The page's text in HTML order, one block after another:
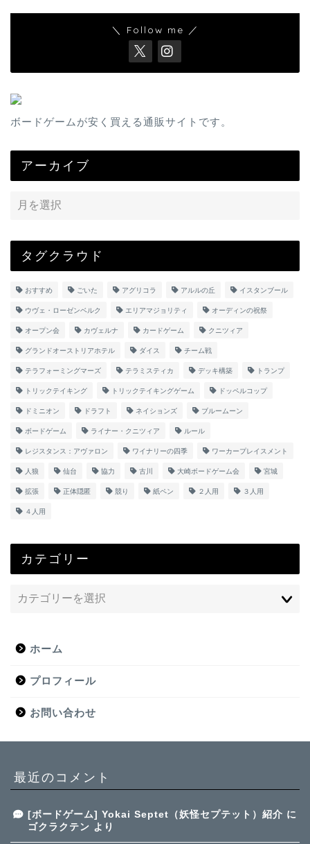
＼ Follow me ／
ボードゲームが安く買える通販サイトです。
アーカイブ
タグクラウド
おすすめ ごいた アグリコラ アルルの丘 イスタンブール
ウヴェ・ローゼンベルク エリアマジョリティ オーディンの祝祭
オープン会 カヴェルナ カードゲーム クニツィア
グランドオーストリアホテル ダイス チーム戦
テラフォーミングマーズ テラミスティカ デッキ構築 トランプ
トリックテイキング トリックテイキングゲーム ドッペルコップ
ドミニオン ドラフト ネイションズ ブルームーン
ボードゲーム ライナー・クニツィア ルール
レジスタンス：アヴァロン ワイナリーの四季 ワーカープレイスメント
人狼 仙台 協力 古川 大崎ボードゲーム会 宮城
拡張 正体隠匿 競り 紙ペン ２人用 ３人用
４人用
カテゴリー
ホーム
プロフィール
お問い合わせ
最近のコメント
[ボードゲーム] Yokai Septet（妖怪セプテット）紹介 に
ゴクラクテン より